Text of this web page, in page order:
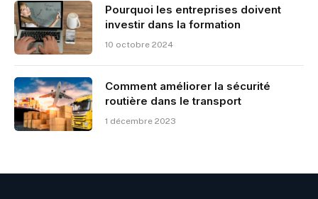
Pourquoi les entreprises doivent
investir dans la formation
10 octobre 2024
Comment améliorer la sécurité
routière dans le transport
1 décembre 2023